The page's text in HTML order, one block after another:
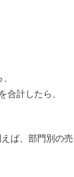
計したら、
ば、部門別の売